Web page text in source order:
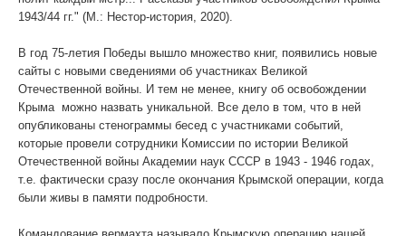
Личный кабинет
Telegram
WhatsApp
1943/44 гг." (М.: Нестор-история, 2020).
В год 75-летия Победы вышло множество книг, появились новые
сайты с новыми сведениями об участниках Великой
Отечественной войны. И тем не менее, книгу об освобождении
Крыма можно назвать уникальной. Все дело в том, что в ней
опубликованы стенограммы бесед с участниками событий,
которые провели сотрудники Комиссии по истории Великой
Отечественной войны Академии наук СССР в 1943 - 1946 годах,
т.е. фактически сразу после окончания Крымской операции, когда
были живы в памяти подробности.